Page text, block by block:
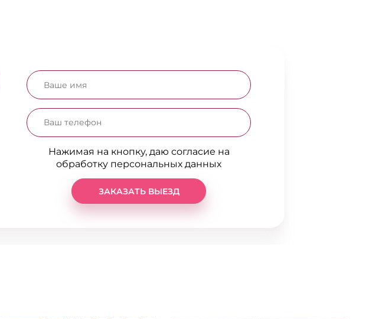
Нажимая на кнопку, даю согласие на
обработку персональных данных
ЗАКАЗАТЬ ВЫЕЗД